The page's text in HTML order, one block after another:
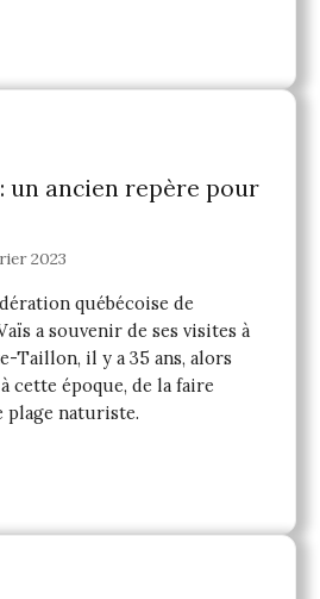
un ancien repère pour
2023
québécoise de
a souvenir de ses visites à
Taillon, il y a 35 ans, alors
cette époque, de la faire
plage naturiste.